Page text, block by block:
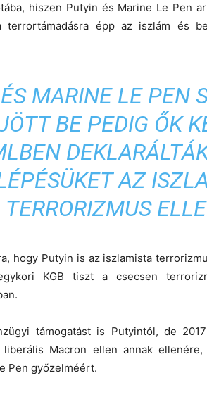
hiszen Putyin és Marine Le Pen
terrortámadásra épp az iszlám és
MARINE LE PEN
BE PEDIG ŐK
AZ
TERRORIZMUS
hogy Putyin is az iszlamista
KGB tiszt a csecsen
támogatást is Putyintól, de
Macron ellen annak
Pen győzelméért.